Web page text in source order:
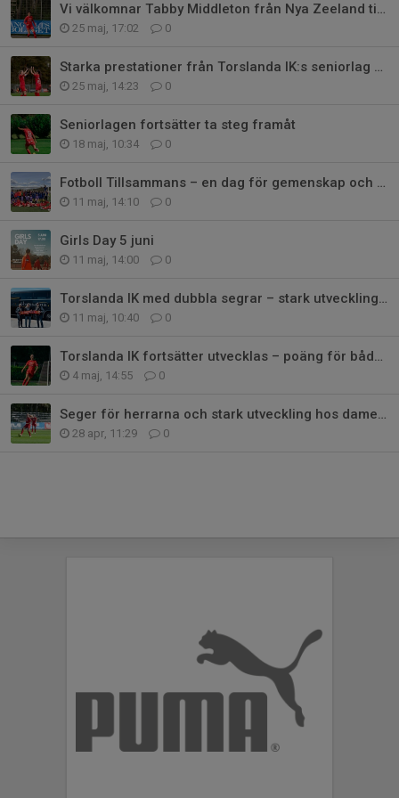
Vi välkomnar Tabby Middleton från Nya Zeeland till TIK
25 maj, 17:02 0
Starka prestationer från Torslanda IK:s seniorlag – damerna tog fin seger!
25 maj, 14:23 0
Seniorlagen fortsätter ta steg framåt
18 maj, 10:34 0
Fotboll Tillsammans – en dag för gemenskap och bra matchklimat
11 maj, 14:10 0
Girls Day 5 juni
11 maj, 14:00 0
Torslanda IK med dubbla segrar – stark utveckling i båda seniorlagen
11 maj, 10:40 0
Torslanda IK fortsätter utvecklas – poäng för båda SR lagen
4 maj, 14:55 0
Seger för herrarna och stark utveckling hos damerna
28 apr, 11:29 0